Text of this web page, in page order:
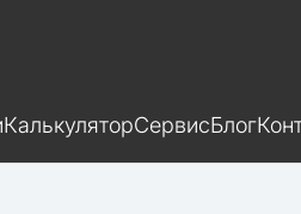
КалькуляторСервисБлог